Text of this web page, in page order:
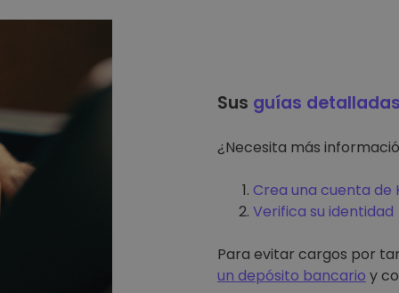
Sus guías detalladas
¿Necesita más
Crea una cuenta
Verifica su identidad
Para evitar cargos por
un depósito bancario y